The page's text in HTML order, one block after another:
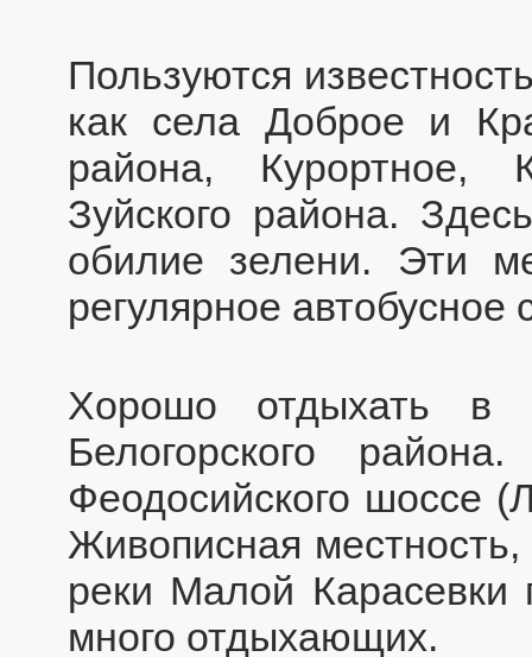
Пользуются
как села Доброе и
района, Курортное,
Зуйского района.
обилие зелени. Эти
регулярное
Хорошо отдыхать в
Белогорского
Феодосийского шоссе
Живописная
реки Малой
много отдыхающих.